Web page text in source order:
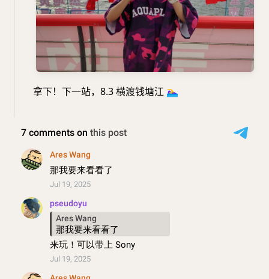
拿下！下一站，8.3 横渡钱塘江 🏊‍♀